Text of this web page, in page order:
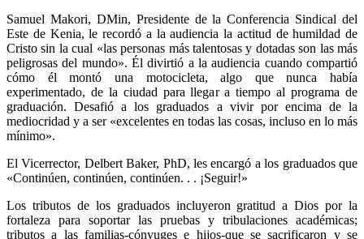
Samuel Makori, DMin, Presidente de la Conferencia Sindical del
Este de Kenia, le recordó a la audiencia la actitud de humildad de
Cristo sin la cual «las personas más talentosas y dotadas son las más
peligrosas del mundo». Él divirtió a la audiencia cuando compartió
cómo él montó una motocicleta, algo que nunca había
experimentado, de la ciudad para llegar a tiempo al programa de
graduación. Desafió a los graduados a vivir por encima de la
mediocridad y a ser «excelentes en todas las cosas, incluso en lo más
mínimo».
El Vicerrector, Delbert Baker, PhD, les encargó a los graduados que
«Continúen, continúen, continúen. . . ¡Seguir!»
Los tributos de los graduados incluyeron gratitud a Dios por la
fortaleza para soportar las pruebas y tribulaciones académicas;
tributos a las familias-cónyuges e hijos-que se sacrificaron y se